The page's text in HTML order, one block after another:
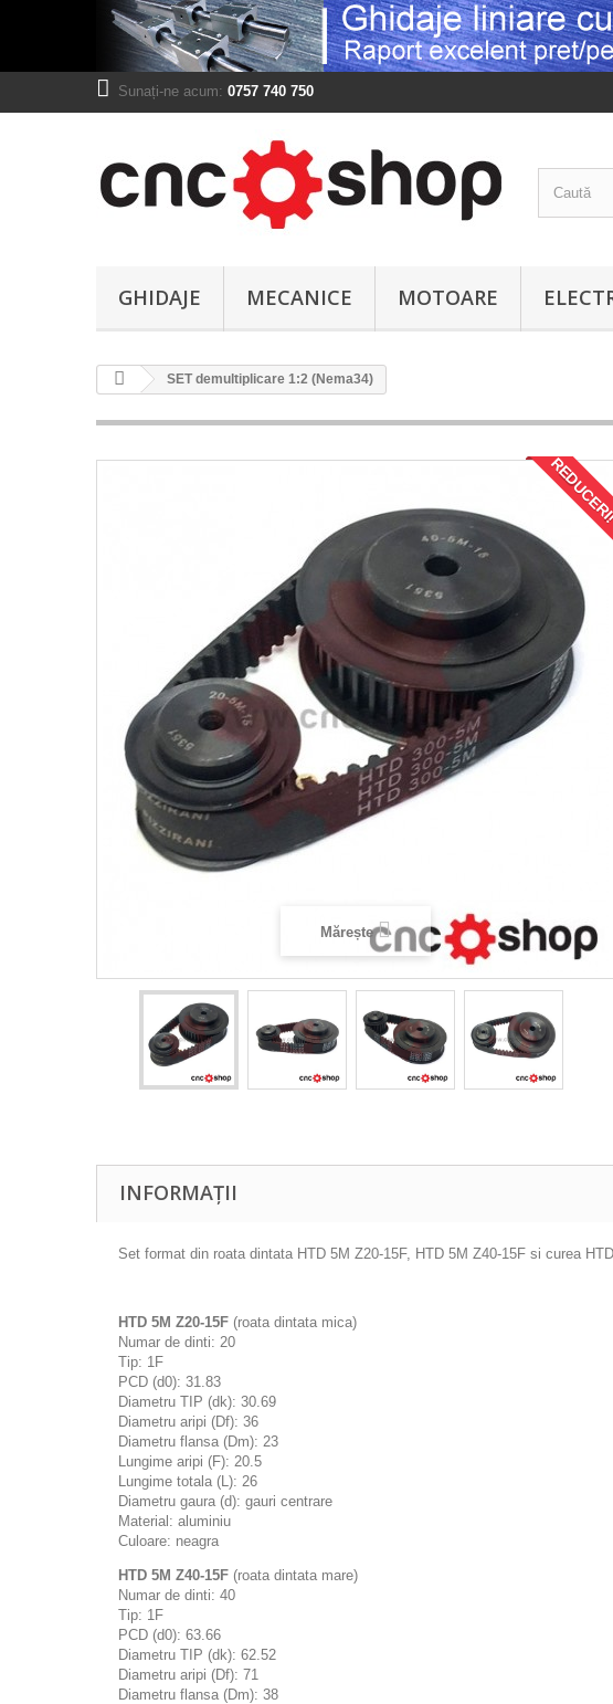
Sunați-ne acum: 0757 740 750
GHIDAJE MECANICE MOTOARE
SET demultiplicare 1:2 (Nema34)
Mărește
INFORMAȚII
Set format din roata dintata HTD 5M Z20-15F, HTD 5M Z40-15F si curea
HTD 5M Z20-15F (roata dintata mica)
Numar de dinti: 20
Tip: 1F
PCD (d0): 31.83
Diametru TIP (dk): 30.69
Diametru aripi (Df): 36
Diametru flansa (Dm): 23
Lungime aripi (F): 20.5
Lungime totala (L): 26
Diametru gaura (d): gauri centrare
Material: aluminiu
Culoare: neagra
HTD 5M Z40-15F (roata dintata mare)
Numar de dinti: 40
Tip: 1F
PCD (d0): 63.66
Diametru TIP (dk): 62.52
Diametru aripi (Df): 71
Diametru flansa (Dm): 38